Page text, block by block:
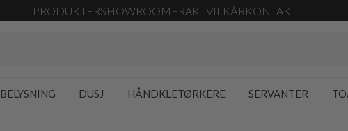
PRODUKTERSHOWROOM FRAKTVILKÅRKONTAKT
BELYSNING DUSJ HÅNDKLETØRKERE SERVANTER